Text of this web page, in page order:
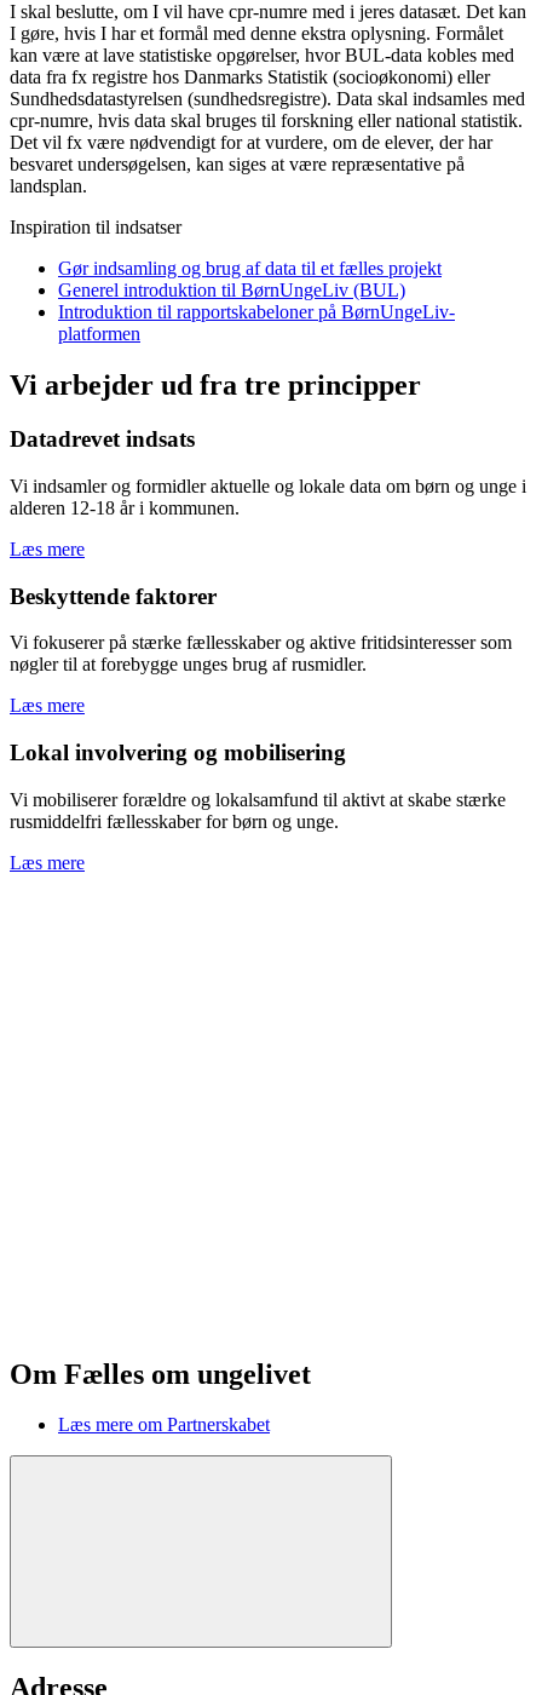
I skal beslutte, om I vil have cpr-numre med i jeres datasæt. Det kan
I gøre, hvis I har et formål med denne ekstra oplysning. Formålet
kan være at lave statistiske opgørelser, hvor BUL-data kobles med
data fra fx registre hos Danmarks Statistik (socioøkonomi) eller
Sundhedsdatastyrelsen (sundhedsregistre). Data skal indsamles med
cpr-numre, hvis data skal bruges til forskning eller national statistik.
Det vil fx være nødvendigt for at vurdere, om de elever, der har
besvaret undersøgelsen, kan siges at være repræsentative på
landsplan.
Inspiration til indsatser
Gør indsamling og brug af data til et fælles projekt
Generel introduktion til BørnUngeLiv (BUL)
Introduktion til rapportskabeloner på BørnUngeLiv-
platformen
Vi arbejder ud fra tre principper
Datadrevet indsats
Vi indsamler og formidler aktuelle og lokale data om børn og unge i
alderen 12-18 år i kommunen.
Læs mere
Beskyttende faktorer
Vi fokuserer på stærke fællesskaber og aktive fritidsinteresser som
nøgler til at forebygge unges brug af rusmidler.
Læs mere
Lokal involvering og mobilisering
Vi mobiliserer forældre og lokalsamfund til aktivt at skabe stærke
rusmiddelfri fællesskaber for børn og unge.
Læs mere
Om Fælles om ungelivet
Læs mere om Partnerskabet
Adresse